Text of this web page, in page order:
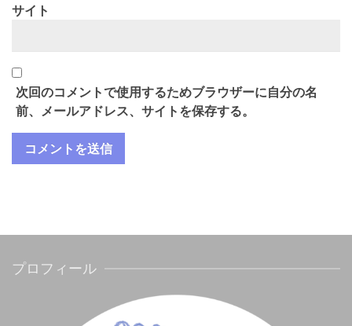
サイト
次回のコメントで使用するためブラウザーに自分の名
前、メールアドレス、サイトを保存する。
プロフィール